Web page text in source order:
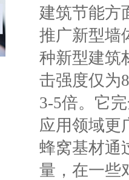
建筑节能方
推广新型墙
种新型建筑
击强度仅为
3-5倍。它
应用领域更
蜂窝基材通
量，在一些